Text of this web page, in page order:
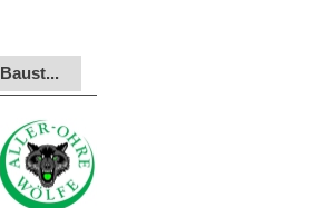
Baust...